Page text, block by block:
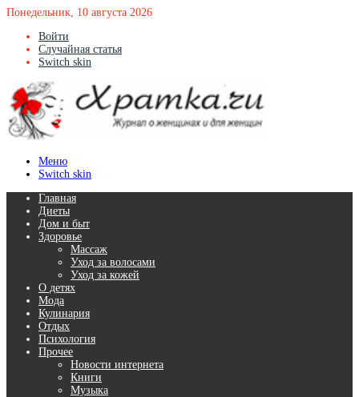
Понедельник, 10 августа 2026
Войти
Случайная статья
Switch skin
Меню
Switch skin
Главная
Диеты
Дом и быт
Здоровье
Массаж
Уход за волосами
Уход за кожей
О детях
Мода
Кулинария
Отдых
Психология
Прочее
Новости интернета
Книги
Музыка